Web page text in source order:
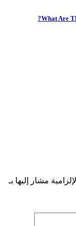
What Are
مشار إليها بـ